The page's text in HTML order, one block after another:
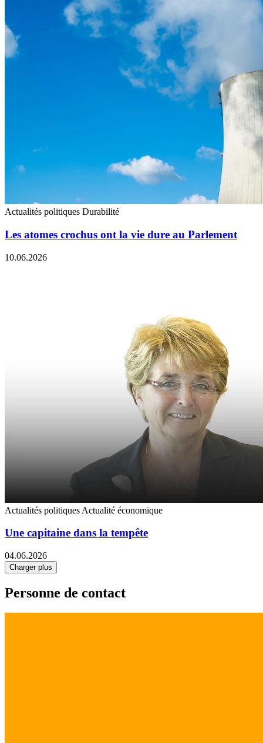
Actualités politiques Durabilité
Les atomes crochus ont la vie dure au Parlement
10.06.2026
Actualités politiques Actualité économique
Une capitaine dans la tempête
04.06.2026
Charger plus
Personne de contact